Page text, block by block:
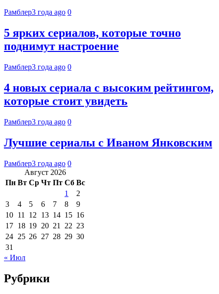
Рамблер3 года ago 0
5 ярких сериалов, которые точно
поднимут настроение
Рамблер3 года ago 0
4 новых сериала с высоким рейтингом,
которые стоит увидеть
Рамблер3 года ago 0
Лучшие сериалы с Иваном Янковским
Рамблер3 года ago 0
Август 2026
Пн Вт Ср Чт Пт Сб Вс
1
2
3
4 5 6 7 8
9
10 11 12 13 14 15 16
17 18 19 20 21 22 23
24 25 26 27 28 29 30
31
« Июл
Рубрики